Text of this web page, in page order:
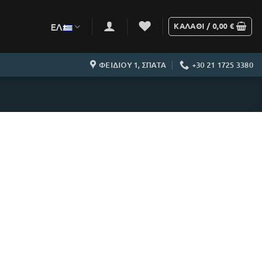
ΕΛ ΚΑΛΆΘΙ / 0,00 €
ΦΕΙΔΙΟΥ 1, ΣΠΑΤΑ +30 21 1725 3380